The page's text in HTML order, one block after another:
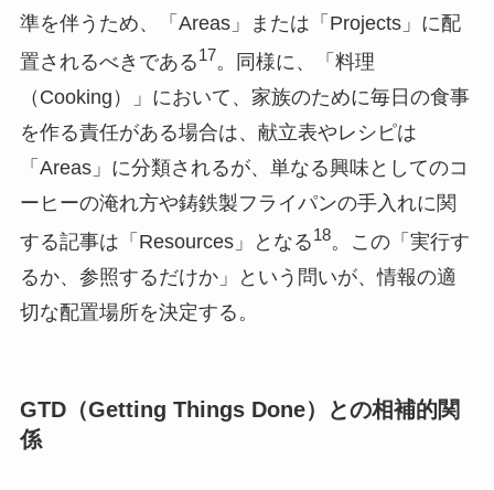
準を伴うため、「Areas」または「Projects」に配
置されるべきである17。同様に、「料理
（Cooking）」において、家族のために毎日の食事
を作る責任がある場合は、献立表やレシピは
「Areas」に分類されるが、単なる興味としてのコ
ーヒーの淹れ方や鋳鉄製フライパンの手入れに関
する記事は「Resources」となる18。この「実行す
るか、参照するだけか」という問いが、情報の適
切な配置場所を決定する。
GTD（Getting Things Done）との相補的関
係